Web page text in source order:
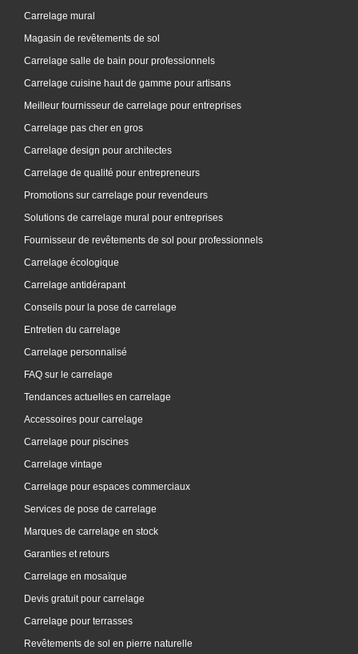
Carrelage mural
Magasin de revêtements de sol
Carrelage salle de bain pour professionnels
Carrelage cuisine haut de gamme pour artisans
Meilleur fournisseur de carrelage pour entreprises
Carrelage pas cher en gros
Carrelage design pour architectes
Carrelage de qualité pour entrepreneurs
Promotions sur carrelage pour revendeurs
Solutions de carrelage mural pour entreprises
Fournisseur de revêtements de sol pour professionnels
Carrelage écologique
Carrelage antidérapant
Conseils pour la pose de carrelage
Entretien du carrelage
Carrelage personnalisé
FAQ sur le carrelage
Tendances actuelles en carrelage
Accessoires pour carrelage
Carrelage pour piscines
Carrelage vintage
Carrelage pour espaces commerciaux
Services de pose de carrelage
Marques de carrelage en stock
Garanties et retours
Carrelage en mosaïque
Devis gratuit pour carrelage
Carrelage pour terrasses
Revêtements de sol en pierre naturelle